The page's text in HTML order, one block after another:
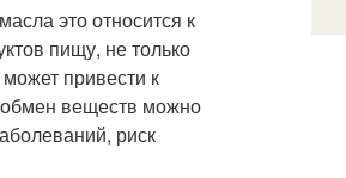
это относится к
пищу, не только
привести к
обмен веществ можно
риск